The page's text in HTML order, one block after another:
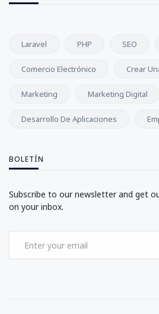
Laravel PHP SEO
Comercio Electrónico Crear
Marketing Marketing Digital
Desarrollo De Aplicaciones
BOLETÍN
Subscribe to our newsletter and get
on your inbox.